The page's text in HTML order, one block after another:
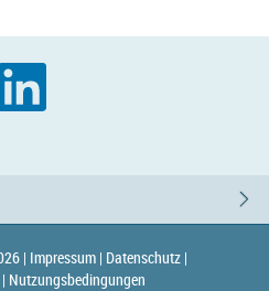
| Impressum | Datenschutz |
Nutzungsbedingungen